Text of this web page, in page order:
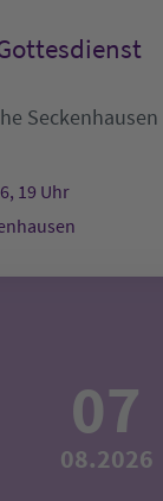
Seckenhausen
19 Uhr
07
08.2026